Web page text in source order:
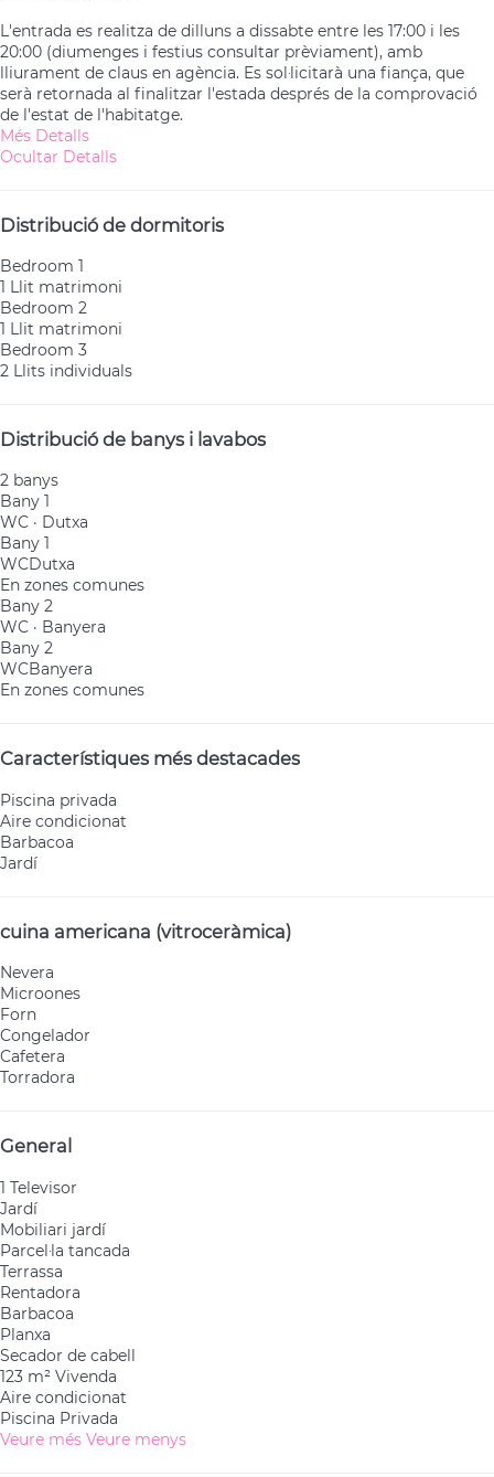
L'entrada es realitza de dilluns a dissabte entre les 17:00 i les
20:00 (diumenges i festius consultar prèviament), amb
lliurament de claus en agència. Es sol·licitarà una fiança, que
serà retornada al finalitzar l'estada després de la comprovació
de l'estat de l'habitatge.
Més Detalls
Ocultar Detalls
Distribució de dormitoris
Bedroom 1
1 Llit matrimoni
Bedroom 2
1 Llit matrimoni
Bedroom 3
2 Llits individuals
Distribució de banys i lavabos
2 banys
Bany 1
WC · Dutxa
Bany 1
WCDutxa
En zones comunes
Bany 2
WC · Banyera
Bany 2
WCBanyera
En zones comunes
Característiques més destacades
Piscina privada
Aire condicionat
Barbacoa
Jardí
cuina americana (vitroceràmica)
Nevera
Microones
Forn
Congelador
Cafetera
Torradora
General
1 Televisor
Jardí
Mobiliari jardí
Parcel·la tancada
Terrassa
Rentadora
Barbacoa
Planxa
Secador de cabell
123 m² Vivenda
Aire condicionat
Piscina Privada
Veure més Veure menys